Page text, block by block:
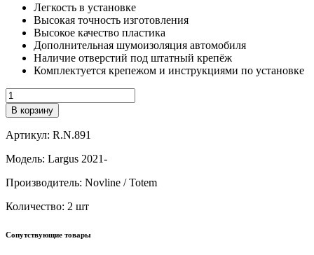
Легкость в установке
Высокая точность изготовления
Высокое качество пластика
Дополнительная шумоизоляция автомобиля
Наличие отверстий под штатный крепёж
Комплектуется крепежом и инструкциями по установке
Количество
В корзину
Артикул: R.N.891
Модель: Largus 2021-
Производитель: Novline / Totem
Количество: 2 шт
Сопутствующие товары